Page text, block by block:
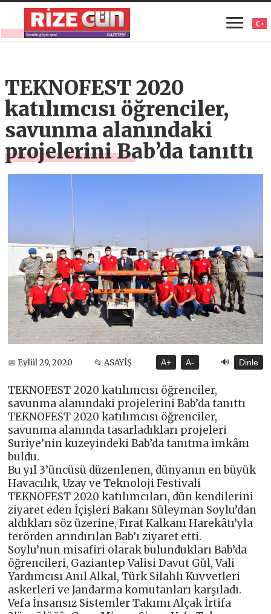
TEKNOFEST 2020
katılımcısı öğrenciler,
savunma alanındaki
projelerini Bab’da tanıttı
📅 Eylül 29, 2020 📂 ASAYİŞ A+ A- 🔊 Dinle
TEKNOFEST 2020 katılımcısı öğrenciler,
savunma alanındaki projelerini Bab’da tanıttı
TEKNOFEST 2020 katılımcısı öğrenciler,
savunma alanında tasarladıkları projeleri
Suriye’nin kuzeyindeki Bab’da tanıtma imkânı
buldu.
Bu yıl 3’üncüsü düzenlenen, dünyanın en büyük
Havacılık, Uzay ve Teknoloji Festivali
TEKNOFEST 2020 katılımcıları, dün kendilerini
ziyaret eden İçişleri Bakanı Süleyman Soylu’dan
aldıkları söz üzerine, Fırat Kalkanı Harekâtı’yla
terörden arındırılan Bab’ı ziyaret etti.
Soylu’nun misafiri olarak bulundukları Bab’da
öğrencileri, Gaziantep Valisi Davut Gül, Vali
Yardımcısı Anıl Alkal, Türk Silahlı Kuvvetleri
askerleri ve Jandarma komutanları karşıladı.
Vefa İnsansız Sistemler Takımı Alçak İrtifa